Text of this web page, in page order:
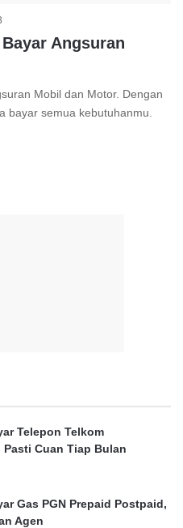
Angsuran
Mobil dan Motor. Dengan
bayar semua kebutuhanmu.
Telepon Telkom
Pasti Cuan Tiap Bulan
Gas PGN Prepaid Postpaid,
Agen